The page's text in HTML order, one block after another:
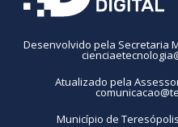
Desenvolvido pela Secretaria
Atualizado pela
Município de Teresópolis